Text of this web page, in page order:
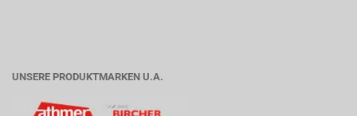
UNSERE PRODUKTMARKEN U.A.